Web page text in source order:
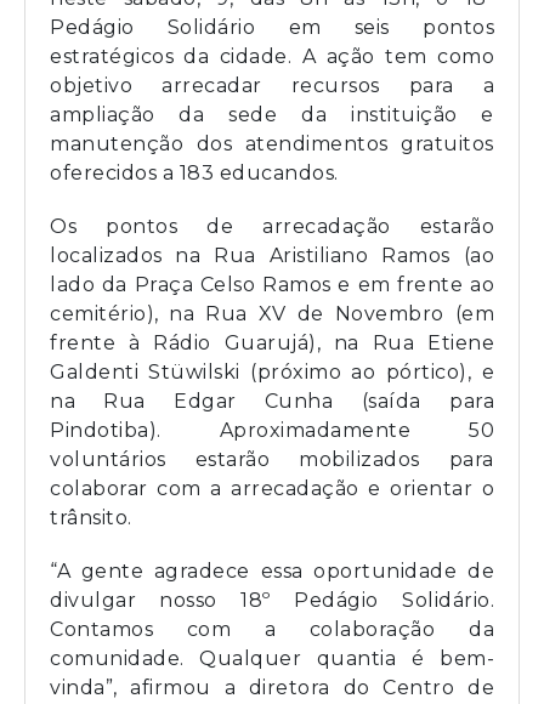
Pedágio Solidário em seis pontos
estratégicos da cidade. A ação tem como
objetivo arrecadar recursos para a
ampliação da sede da instituição e
manutenção dos atendimentos gratuitos
oferecidos a 183 educandos.
Os pontos de arrecadação estarão
localizados na Rua Aristiliano Ramos (ao
lado da Praça Celso Ramos e em frente ao
cemitério), na Rua XV de Novembro (em
frente à Rádio Guarujá), na Rua Etiene
Galdenti Stüwilski (próximo ao pórtico), e
na Rua Edgar Cunha (saída para
Pindotiba). Aproximadamente 50
voluntários estarão mobilizados para
colaborar com a arrecadação e orientar o
trânsito.
“A gente agradece essa oportunidade de
divulgar nosso 18º Pedágio Solidário.
Contamos com a colaboração da
comunidade. Qualquer quantia é bem-
vinda”, afirmou a diretora do Centro de